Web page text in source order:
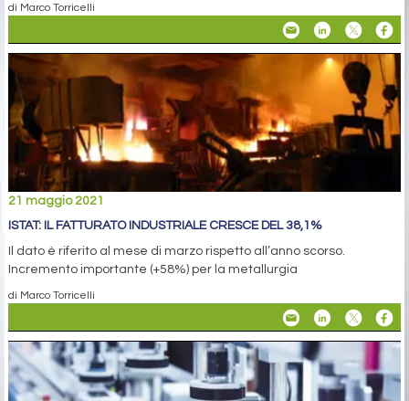
di Marco Torricelli
21 maggio 2021
ISTAT: IL FATTURATO INDUSTRIALE CRESCE DEL 38,1%
Il dato è riferito al mese di marzo rispetto all’anno scorso.
Incremento importante (+58%) per la metallurgia
di Marco Torricelli